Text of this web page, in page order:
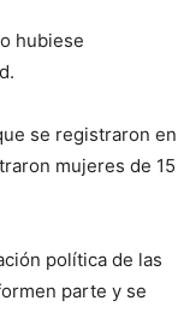
hubiese
se registraron en
mujeres de 15
política de las
parte y se